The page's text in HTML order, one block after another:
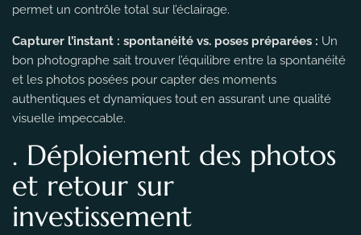
permet un contrôle total sur l’éclairage.
Capturer l’instant : spontanéité vs. poses préparées : Un
bon photographe sait trouver l’équilibre entre la spontanéité
et les photos posées pour capter des moments
authentiques et dynamiques tout en assurant une qualité
visuelle impeccable.
. Déploiement des photos
et retour sur
investissement